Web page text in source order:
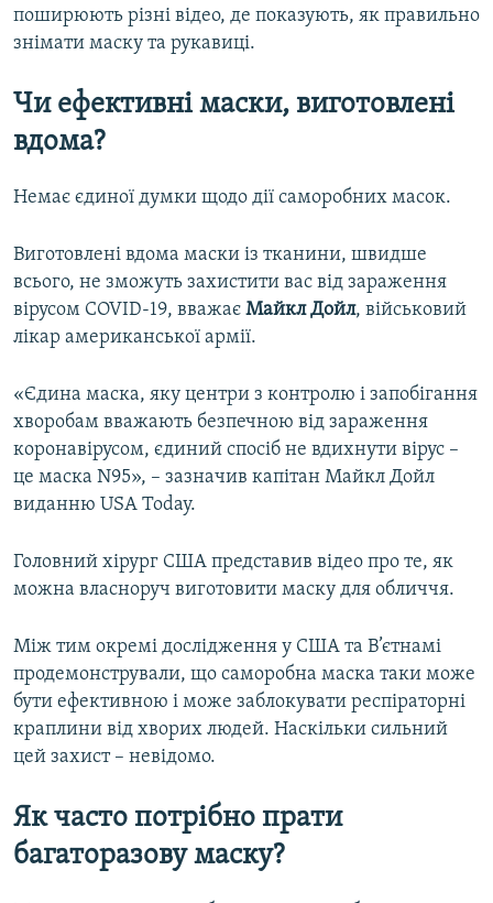
поширюють різні відео, де показують, як правильно
знімати маску та рукавиці.
Чи ефективні маски, виготовлені
вдома?
Немає єдиної думки щодо дії саморобних масок.
Виготовлені вдома маски із тканини, швидше
всього, не зможуть захистити вас від зараження
вірусом COVID-19, вважає Майкл Дойл, військовий
лікар американської армії.
«Єдина маска, яку центри з контролю і запобігання
хворобам вважають безпечною від зараження
коронавірусом, єдиний спосіб не вдихнути вірус –
це маска N95», – зазначив капітан Майкл Дойл
виданню USA Today.
Головний хірург США представив відео про те, як
можна власноруч виготовити маску для обличчя.
Між тим окремі дослідження у США та В’єтнамі
продемонстрували, що саморобна маска таки може
бути ефективною і може заблокувати респіраторні
краплини від хворих людей. Наскільки сильний
цей захист – невідомо.
Як часто потрібно прати
багаторазову маску?